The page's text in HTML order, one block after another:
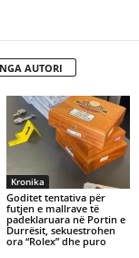
AUTORI
Kronika
Goditet tentativa për
futjen e mallrave të
padeklaruara në Portin e
Durrësit, sekuestrohen
ora “Rolex” dhe puro